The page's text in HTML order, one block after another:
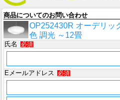
商品についてのお問い合わせ
OP252430R オーデリッ
色 調光 ～12畳
氏名 必須
Eメールアドレス 必須